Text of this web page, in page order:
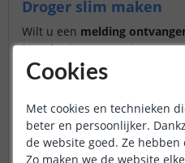
Droger slim maken
Wilt u een melding
Met deslimme wasdroger
gemeten en herkend
stopt. U krijgt via een
Koelkast slim maken
Wilt u uw koelkast slim
Cookies
Met cookies en technieken
beter en persoonlijker.
de website goed. Ze
Zo maken we de website